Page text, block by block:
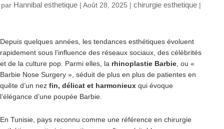
par Hannibal esthetique| Août 28, 2025 | chirurgie esthetique|
Depuis quelques années, les tendances esthétiques évoluent
rapidement sous l’influence des réseaux sociaux, des célébrités
et de la culture pop. Parmi elles, la rhinoplastie Barbie , ou «
Barbie Nose Surgery », séduit de plus en plus de patientes en
quête d’un nez fin, délicat et harmonieux qui évoque
l’élégance d’une poupée Barbie.
En Tunisie, pays reconnu comme une référence en chirurgie